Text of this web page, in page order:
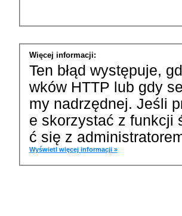
Więcej informacji:
Ten błąd występuje,
wków HTTP lub gdy
my nadrzędnej. Jeśli
e skorzystać z funkcji
ć się z
Wyświetl więcej informacji »